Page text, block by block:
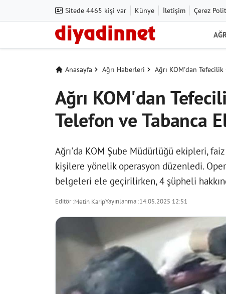
Sitede 4465 kişi var Künye İletişim Çerez
Anasayfa Ağrı Haberleri Ağrı KOM'dan
Ağrı KOM'dan
Telefon ve Tabanca
Ağrı'da KOM Şube Müdürlüğü ekipleri,
kişilere yönelik operasyon düzenledi.
belgeleri ele geçirilirken, 4 şüpheli
Editör :Metin KaripYayınlanma :14.05.2025 12:51